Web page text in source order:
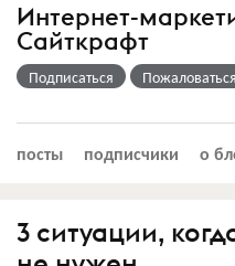
Интернет-
Сайткрафт
Подписаться Пожаловаться
посты подписчики о
3 ситуации,